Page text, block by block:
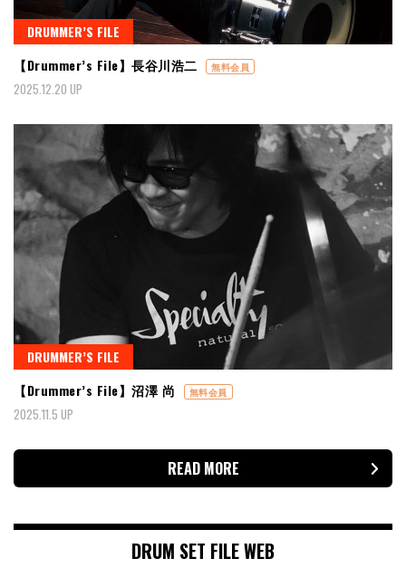
DRUMMER’S FILE
【Drummer’s File】長谷川浩二
無料会員
2025.12.20 UP
DRUMMER’S FILE
【Drummer’s File】沼澤 尚
無料会員
2025.11.5 UP
READ MORE
DRUM SET FILE WEB